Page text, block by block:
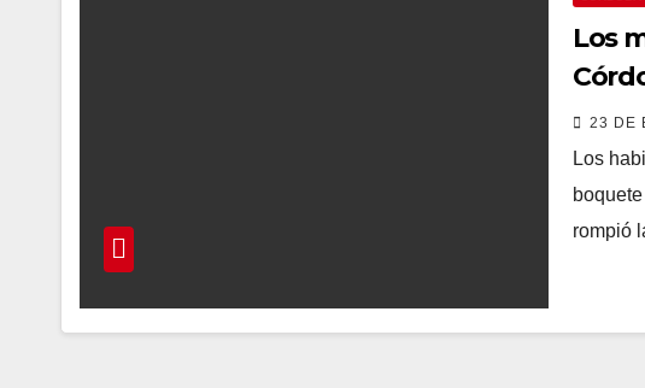
Los
23 DE
Los
rompió